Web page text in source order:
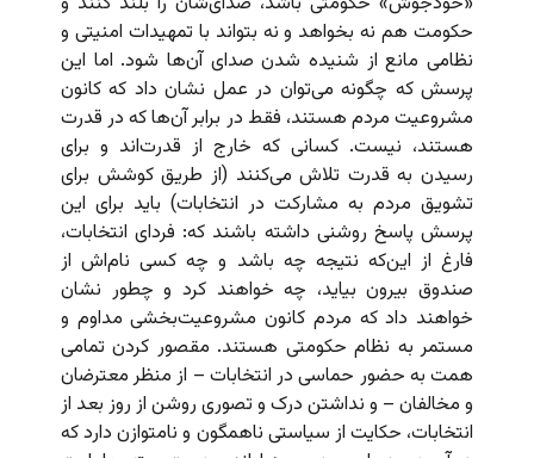
حکومت هم نه بخواهد و نه بتواند با تمهیدات امنیتی و
نظامی مانع از شنیده شدن صدای آن‌ها شود. اما این
پرسش که چگونه می‌توان در عمل نشان داد که کانون
مشروعیت مردم هستند، فقط در برابر آن‌ها که در قدرت
هستند، نیست. کسانی که خارج از قدرت‌اند و برای
رسیدن به قدرت تلاش می‌کنند (از طریق کوشش برای
تشویق مردم به مشارکت در انتخابات) باید برای این
پرسش پاسخ روشنی داشته باشند که: فردای انتخابات،
فارغ از این‌که نتیجه چه باشد و چه کسی نام‌اش از
صندوق بیرون بیاید، چه خواهند کرد و چطور نشان
خواهند داد که مردم کانون مشروعیت‌بخشی مداوم و
مستمر به نظام حکومتی هستند. مقصور کردن تمامی
همت به حضور حماسی در انتخابات – از منظر معترضان
و مخالفان – و نداشتن درک و تصوری روشن از روز بعد از
انتخابات، حکایت از سیاستی ناهمگون و نامتوازن دارد که